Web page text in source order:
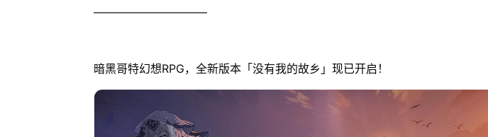
——————————
暗黑哥特幻想RPG，全新版本「没有我的故乡」现已开启！